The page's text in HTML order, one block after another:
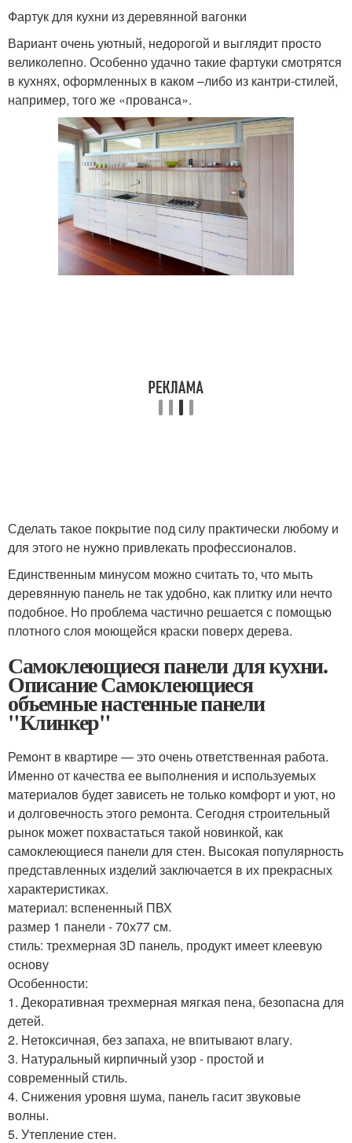
Фартук для кухни из деревянной вагонки
Вариант очень уютный, недорогой и выглядит просто
великолепно. Особенно удачно такие фартуки смотрятся
в кухнях, оформленных в каком –либо из кантри-стилей,
например, того же «прованса».
Сделать такое покрытие под силу практически любому и
для этого не нужно привлекать профессионалов.
Единственным минусом можно считать то, что мыть
деревянную панель не так удобно, как плитку или нечто
подобное. Но проблема частично решается с помощью
плотного слоя моющейся краски поверх дерева.
Самоклеющиеся панели для кухни.
Описание Самоклеющиеся
объемные настенные панели
"Клинкер"
Ремонт в квартире — это очень ответственная работа.
Именно от качества ее выполнения и используемых
материалов будет зависеть не только комфорт и уют, но
и долговечность этого ремонта. Сегодня строительный
рынок может похвастаться такой новинкой, как
самоклеющиеся панели для стен. Высокая популярность
представленных изделий заключается в их прекрасных
характеристиках.
материал: вспененный ПВХ
размер 1 панели - 70х77 см.
стиль: трехмерная 3D панель, продукт имеет клеевую
основу
Особенности:
1. Декоративная трехмерная мягкая пена, безопасна для
детей.
2. Нетоксичная, без запаха, не впитывают влагу.
3. Натуральный кирпичный узор - простой и
современный стиль.
4. Снижения уровня шума, панель гасит звуковые
волны.
5. Утепление стен.